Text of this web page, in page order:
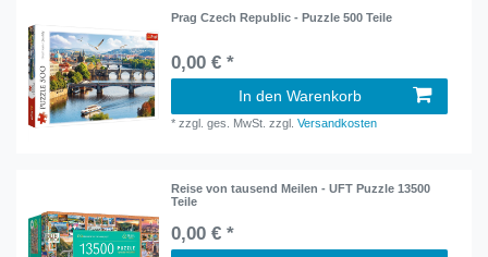
Prag Czech Republic - Puzzle 500 Teile
0,00 € *
In den Warenkorb
*zzgl. ges. MwSt. zzgl.Versandkosten
Reise von tausend Meilen - UFT Puzzle 13500
Teile
0,00 € *